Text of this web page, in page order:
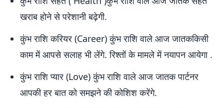
खराब होने से परेशानी बढ़ेगी.
कुंभ राशि करियर (Career) कुंभ राशि वाले आज जातककिसी
काम में आपसे सलाह भी लेंगे. रिश्तों के मामले में नयापन आयेगा .
कुंभ राशि प्यार (Love) कुंभ राशि वाले आज जातक पार्टनर
आपकी हर बात को समझने की कोशिश करेंगे.